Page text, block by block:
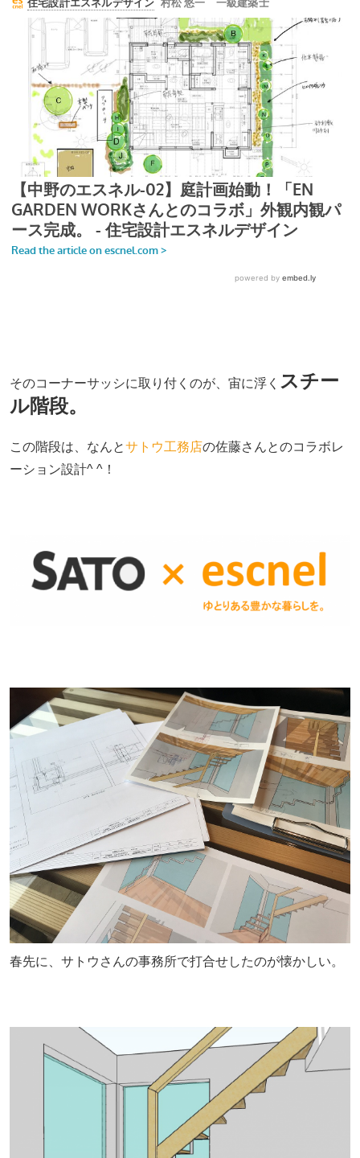
そのコーナーサッシに取り付くのが、宙に浮く スチー
ル階段。
この階段は、なんとサトウ工務店の佐藤さんとのコラボレ
ーション設計^ ^！
春先に、サトウさんの事務所で打合せしたのが懐かしい。